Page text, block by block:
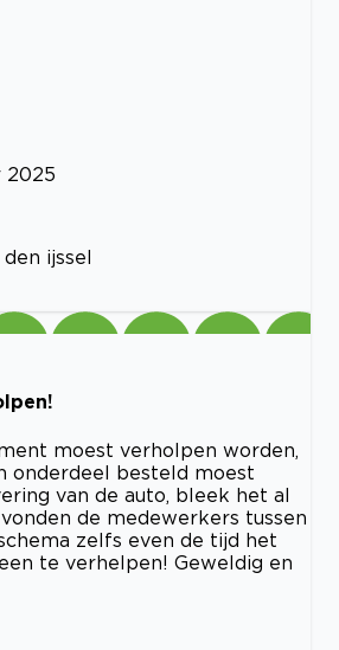
2025
ijssel
moest verholpen worden,
onderdeel besteld moest
van de auto, bleek het al
de medewerkers tussen
zelfs even de tijd het
te verhelpen! Geweldig en